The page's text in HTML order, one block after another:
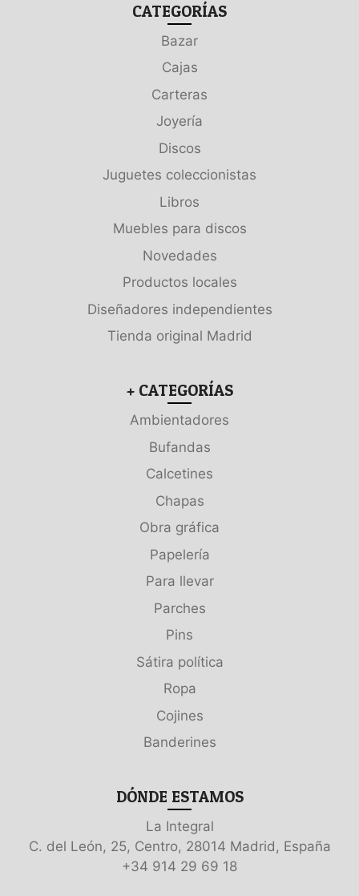
CATEGORÍAS
Bazar
Cajas
Carteras
Joyería
Discos
Juguetes coleccionistas
Libros
Muebles para discos
Novedades
Productos locales
Diseñadores independientes
Tienda original Madrid
+ CATEGORÍAS
Ambientadores
Bufandas
Calcetines
Chapas
Obra gráfica
Papelería
Para llevar
Parches
Pins
Sátira política
Ropa
Cojines
Banderines
DÓNDE ESTAMOS
La Integral
C. del León, 25, Centro, 28014 Madrid, España
+34 914 29 69 18